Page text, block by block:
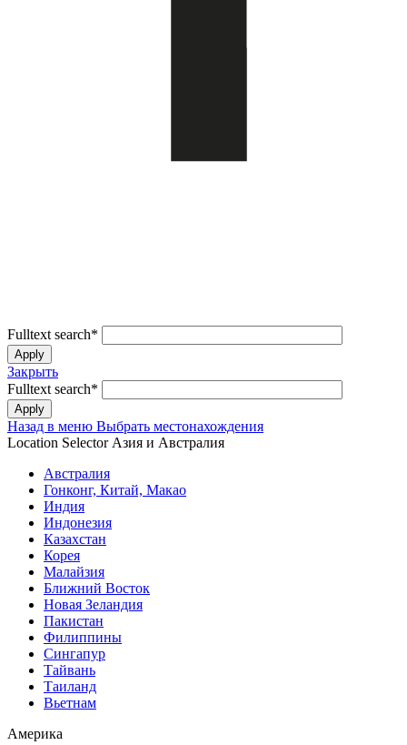
Fulltext search*
Закрыть
Fulltext search*
Назад в меню Выбрать местонахождения
Location Selector Азия и Австралия
Австралия
Гонконг, Китай, Макао
Индия
Индонезия
Казахстан
Корея
Малайзия
Ближний Восток
Новая Зеландия
Пакистан
Филиппины
Сингапур
Тайвань
Таиланд
Вьетнам
Америка